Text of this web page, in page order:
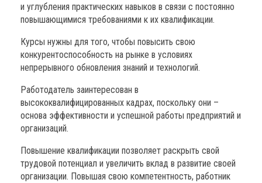
и углубления практических навыков в связи с постоянно
повышающимися требованиями к их квалификации.
Курсы нужны для того, чтобы повысить свою
конкурентоспособность на рынке в условиях
непрерывного обновления знаний и технологий.
Работодатель заинтересован в
высококвалифицированных кадрах, поскольку они –
основа эффективности и успешной работы предприятий и
организаций.
Повышение квалификации позволяет раскрыть свой
трудовой потенциал и увеличить вклад в развитие своей
организации. Повышая свою компетентность, работник